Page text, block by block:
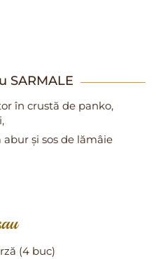
SARMALE
în crustă de panko,
și sos de lămâie
(4 buc)